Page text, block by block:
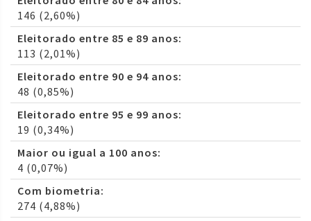
146 (2,60%)
Eleitorado entre 85 e 89 anos:
113 (2,01%)
Eleitorado entre 90 e 94 anos:
48 (0,85%)
Eleitorado entre 95 e 99 anos:
19 (0,34%)
Maior ou igual a 100 anos:
4 (0,07%)
Com biometria:
274 (4,88%)